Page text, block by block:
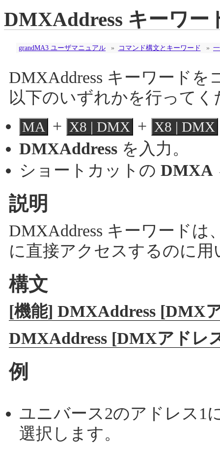
DMXAddress キーワー
grandMA3 ユーザマニュアル » コマンド構文とキーワード »
DMXAddress キーワード
以下のいずれかを行ってく
MA + X8 | DMX + X8 | DMX
DMXAddress を入力。
ショートカットの DMXA
説明
DMXAddress キーワード
に直接アクセスするのに用
構文
[機能] DMXAddress [DMX
DMXAddress [DMXアドレ
例
ユニバース2のアドレス1
選択します。